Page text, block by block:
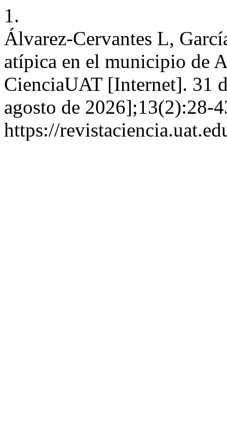
1.
Álvarez-Cervantes L,
atípica en el municipio de
CienciaUAT [Internet]. 31
agosto de 2026];13(2):28-
https://